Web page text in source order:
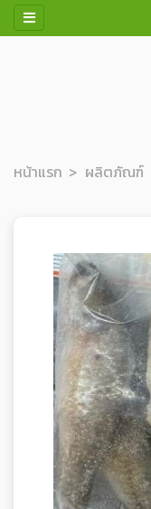
หน้าแรก ผลิตภัณฑ์